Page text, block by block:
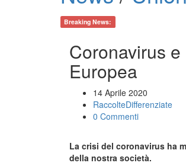
Breaking News:
Coronavirus
Europea
14 Aprile 2020
RaccolteDifferenziate
0 Commenti
La crisi del coronavirus ha
della nostra società.